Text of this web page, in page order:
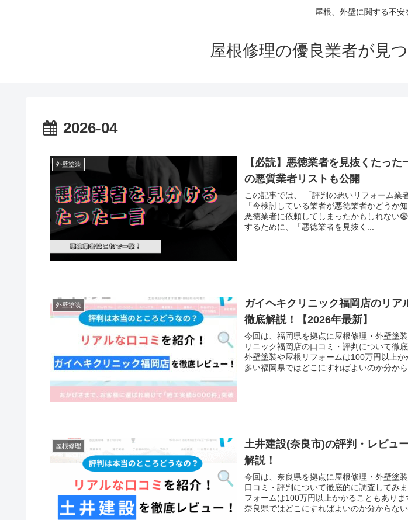
屋根、外壁に関する不安
屋根修理の優良業者が見
2026-04
外壁塗装
【必読】悪徳業者を見抜くたっ
の悪質業者リストも公開
この記事では、 「評判の悪いリフォーム業
「今検討している業者が悪徳業者かどうか
悪徳業者に依頼してしまったかもしれない
するために、「悪徳業者を見抜く...
外壁塗装
ガイヘキクリニック福岡店のリア
徹底解説！【2026年最新】
今回は、福岡県を拠点に屋根修理・外壁塗
リニック福岡店の口コミ・評判について徹
外壁塗装や屋根リフォームは100万円以上
多い福岡県ではどこにすればよいのか分から
屋根修理
土井建設(奈良市)の評判・レビュ
解説！
今回は、奈良県を拠点に屋根修理・外壁塗
口コミ・評判について徹底的に調査してみ
フォームは100万円以上かかることもあり
奈良県ではどこにすればよいのか分からない